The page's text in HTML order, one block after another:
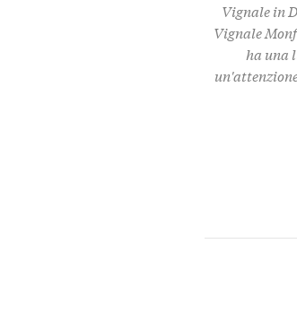
Vignale in
Vignale
ha una